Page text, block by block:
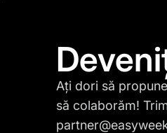
Ați dori să
să colaborăm!